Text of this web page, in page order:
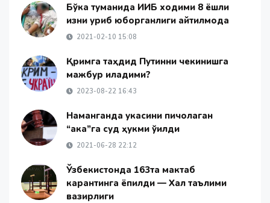
Бўка туманида ИИБ ходими 8 ёшли
қизни уриб юборганлиги айтилмоқда
2021-02-10 15:08
Қримга таҳдид Путинни чекинишга
мажбур қиладими?
2023-08-22 16:43
Наманганда укасини пичоқлаган
“ака”га суд ҳукми ўқилди
2021-06-28 22:12
Ўзбекистонда 163та мактаб
карантинга ёпилди — Халқ таълими
вазирлиги